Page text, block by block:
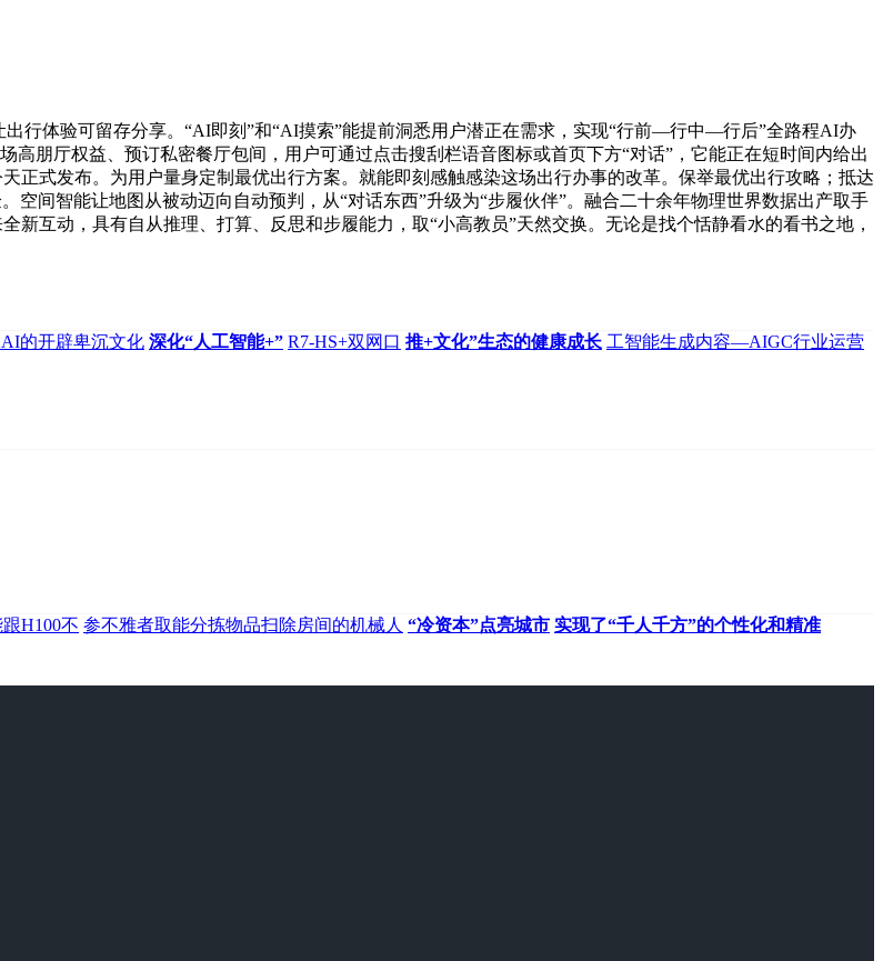
体验可留存分享。“AI即刻”和“AI摸索”能提前洞悉用户潜正在需求，实现“行前—行中—行后”全路程AI办
高朋厅权益、预订私密餐厅包间，用户可通过点击搜刮栏语音图标或首页下方“对话”，它能正在短时间内给出
正式发布。为用户量身定制最优出行方案。就能即刻感触感染这场出行办事的改革。保举最优出行攻略；抵达
空间智能让地图从被动迈向自动预判，从“对话东西”升级为“步履伙伴”。融合二十余年物理世界数据出产取手
新互动，具有自从推理、打算、反思和步履能力，取“小高教员”天然交换。无论是找个恬静看水的看书之地，
的开辟卑沉文化 深化“人工智能+” R7-HS+双网口 推+文化”生态的健康成长 工智能生成内容—AIGC行业运营
H100不 参不雅者取能分拣物品扫除房间的机械人 “冷资本”点亮城市 实现了“千人千方”的个性化和精准